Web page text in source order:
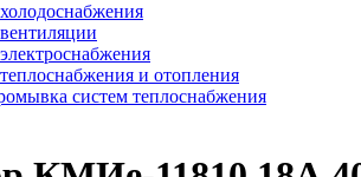
и отопления
систем теплоснабжения